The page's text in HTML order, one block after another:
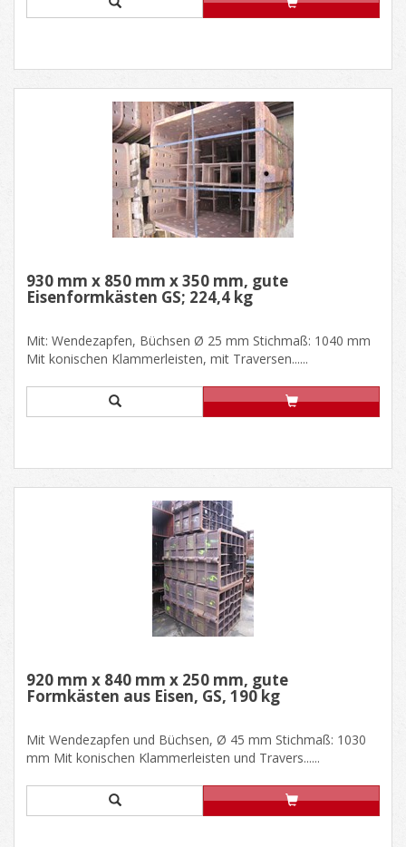
930 mm x 850 mm x 350 mm, gute
Eisenformkästen GS; 224,4 kg
Mit: Wendezapfen, Büchsen Ø 25 mm Stichmaß: 1040 mm
Mit konischen Klammerleisten, mit Traversen......
920 mm x 840 mm x 250 mm, gute
Formkästen aus Eisen, GS, 190 kg
Mit Wendezapfen und Büchsen, Ø 45 mm Stichmaß: 1030
mm Mit konischen Klammerleisten und Travers......